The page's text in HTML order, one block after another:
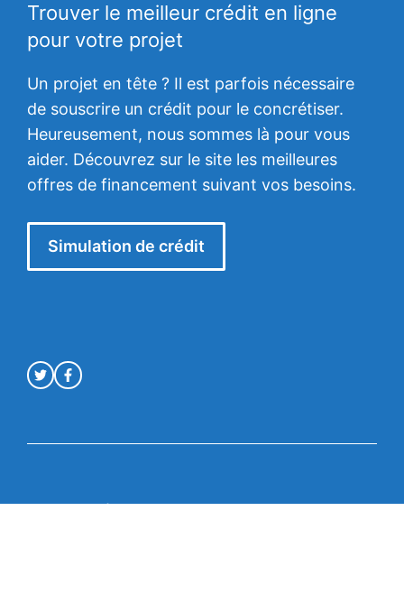
Trouver le meilleur crédit en ligne
pour votre projet
Un projet en tête ? Il est parfois nécessaire
de souscrire un crédit pour le concrétiser.
Heureusement, nous sommes là pour vous
aider. Découvrez sur le site les meilleures
offres de financement suivant vos besoins.
Simulation de crédit
Mentions légales